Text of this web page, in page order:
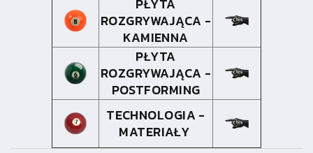
ROZGRYWAJĄCA -
KAMIENNA
PŁYTA
ROZGRYWAJĄCA -
POSTFORMING
TECHNOLOGIA -
MATERIAŁY